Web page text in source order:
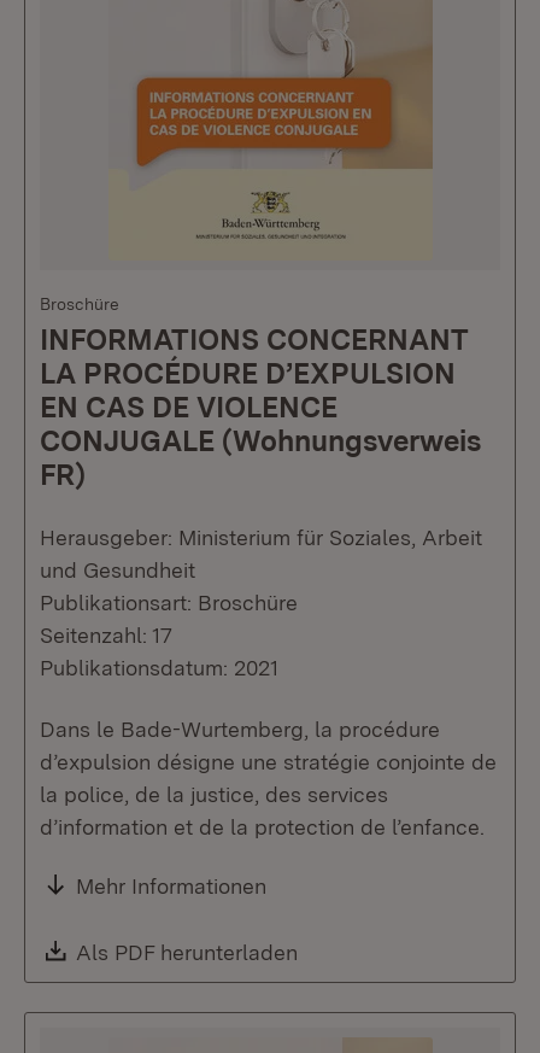
Broschüre
INFORMATIONS CONCERNANT
LA PROCÉDURE D’EXPULSION
EN CAS DE VIOLENCE
CONJUGALE (Wohnungsverweis
FR)
Herausgeber: Ministerium für Soziales, Arbeit
und Gesundheit
Publikationsart: Broschüre
Seitenzahl: 17
Publikationsdatum: 2021
Dans le Bade-Wurtemberg, la procédure
d’expulsion désigne une stratégie conjointe de
la police, de la justice, des services
d’information et de la protection de l’enfance.
Mehr Informationen
Download:
Als PDF herunterladen